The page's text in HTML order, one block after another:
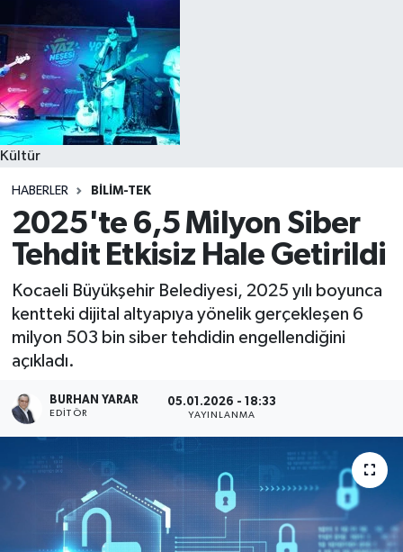
Kültür
HABERLER BİLİM-TEK
2025'te 6,5 Milyon Siber
Tehdit Etkisiz Hale Getirildi
Kocaeli Büyükşehir Belediyesi, 2025 yılı boyunca
kentteki dijital altyapıya yönelik gerçekleşen 6
milyon 503 bin siber tehdidin engellendiğini
açıkladı.
BURHAN YARAR
EDITÖR
05.01.2026 - 18:33
YAYINLANMA